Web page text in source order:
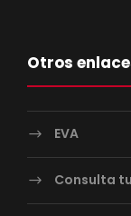
Otros
EVA
Consulta